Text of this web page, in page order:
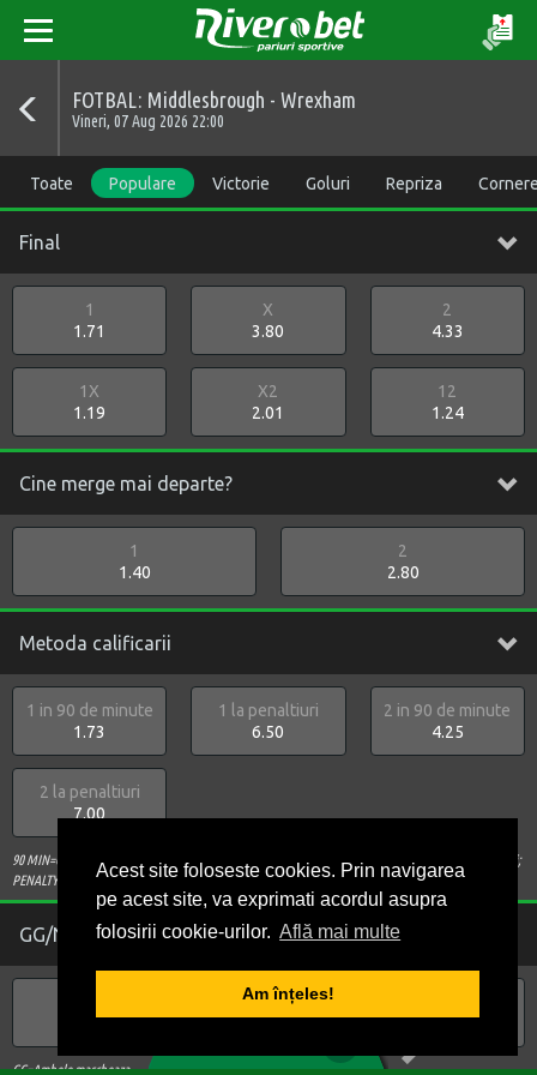
Acest site foloseste cookies. Prin navigarea
pe acest site, va exprimati acordul asupra
folosirii cookie-urilor. Află mai multe
Am înțeles!
FOTBAL: Middlesbrough - Wrexham
Vineri, 07 Aug 2026 22:00
Toate Populare Victorie Goluri Repriza
Final
1
1.71
X
3.80
2
4.33
1X
1.19
X2
2.01
12
1.24
Cine merge mai departe?
1
1.40
2
2.80
Metoda calificarii
1 in 90 de minute
1.73
1 la penaltiuri
6.50
2 in 90 de minute
4.25
2 la penaltiuri
7.00
90 MIN=Castiga in timpul regulamentar; PRELUNGIRI= Castiga la finalul reprizelor de prelungiri;
PENALTY-URI= Castiga dupa executarea loviturilor de departajare.
GG/NG
1.67
2.07
GG=Ambele marcheaza